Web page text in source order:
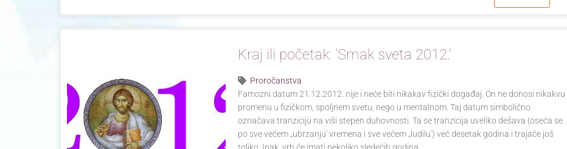
Kraj ili početak: 'Smak sveta 2012.'
Proročanstva
Famozni datum 21.12.2012. nije i neće biti nikakav fizički događaj. On ne donosi nikakvu
promenu u fizičkom, spoljnem svetu, nego u mentalnom. Taj datum simbolično
označava tranziciju na viši stepen duhovnosti. Ta se tranzicija uveliko dešava (oseća se
po sve većem „ubrzanju' vremena i sve većem „ludilu') već desetak godina i trajaće još
toliko. Ipak, vrh će imati nekoliko sledećih godina....